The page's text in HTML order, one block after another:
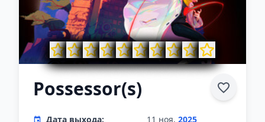
Possessor(s)
Дата выхода: 11 ноя. 2025